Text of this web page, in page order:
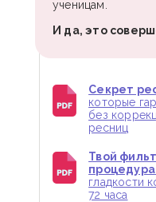
ученицам.
И да, это
Секрет
которые
без
ресниц
Твой
процедура
гладкости
72 часа